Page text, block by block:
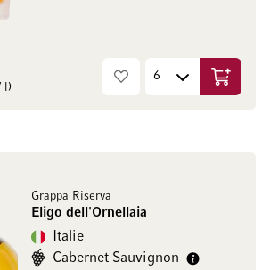
l) Ajouter
Grappa Riserva
Eligo dell'Ornellaia
Italie
Cabernet Sauvignon